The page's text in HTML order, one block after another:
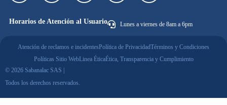
Horarios de Atención al Usuario Lunes a viernes de 8am a 6pm
© 2026 Sabanalac SAS |
Todos los derechos reservados.
Atención de reclamos e incidentesPolítica de PrivacidadTérminos y Condiciones
Políticas Sitio WebLinea ÉticaÉtica, Transparencia y Cumplimiento